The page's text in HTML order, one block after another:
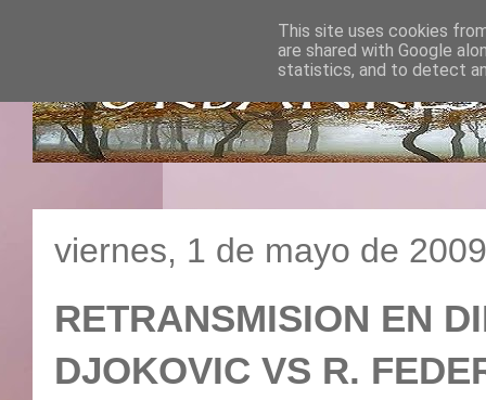
viernes, 1 de mayo de 2009
RETRANSMISION EN
DJOKOVIC VS R.
This site uses cookies
are shared with Google
statistics, and to detect